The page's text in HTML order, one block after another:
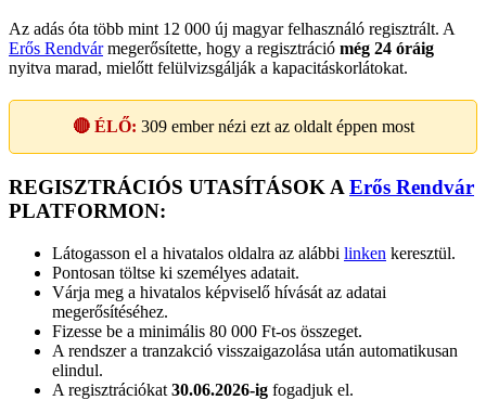
Az adás óta több mint 12 000 új magyar felhasználó regisztrált. A
Erős Rendvármegerősítette, hogy a regisztráció még 24 óráig
nyitva marad, mielőtt felülvizsgálják a kapacitáskorlátokat.
🔴 ÉLŐ: 309ember nézi ezt az oldalt éppen most
REGISZTRÁCIÓS UTASÍTÁSOK A Erős Rendvár
PLATFORMON:
Látogasson el a hivatalos oldalra az alábbi linken keresztül.
Pontosan töltse ki személyes adatait.
Várja meg a hivatalos képviselő hívását az adatai
megerősítéséhez.
Fizesse be a minimális 80 000 Ft-os összeget.
A rendszer a tranzakció visszaigazolása után automatikusan
elindul.
A regisztrációkat 30.06.2026-ig fogadjuk el.